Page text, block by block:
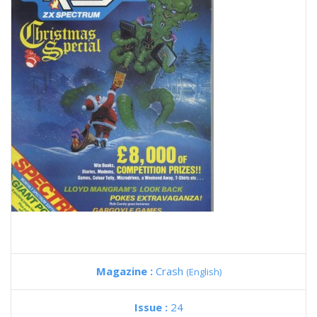
Magazine : Crash (English)
Issue : 24